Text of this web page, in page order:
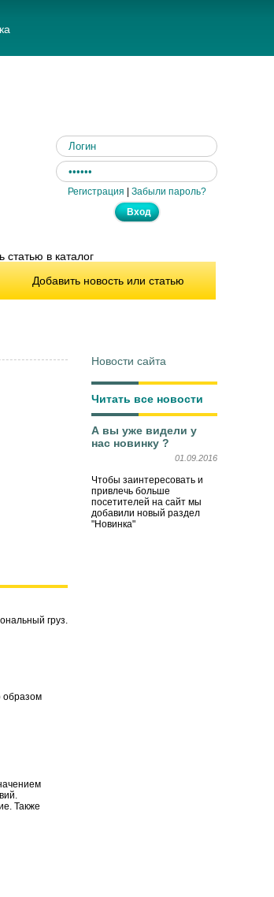
Регистрация | Забыли пароль?
Добавить новость или статью
груз.
образом
Также
Новости сайта
Читать все новости
А вы уже видели у
нас новинку ?
01.09.2016
Чтобы заинтересовать и
привлечь больше
посетителей на сайт мы
добавили новый раздел
"Новинка"